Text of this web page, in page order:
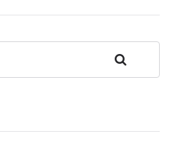
Rechercher